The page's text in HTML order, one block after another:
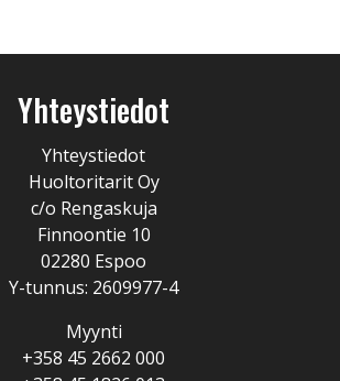
Yhteystiedot
Yhteystiedot
Huoltoritarit Oy
c/o Rengaskuja
Finnoontie 10
02280 Espoo
Y-tunnus: 2609977-4
Myynti
+358 45 2662 000